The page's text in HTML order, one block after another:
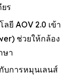
ร
ยี AOV 2.0 เข้า
ช่วยให้กล้อง
ษา
การหมุนเลนส์